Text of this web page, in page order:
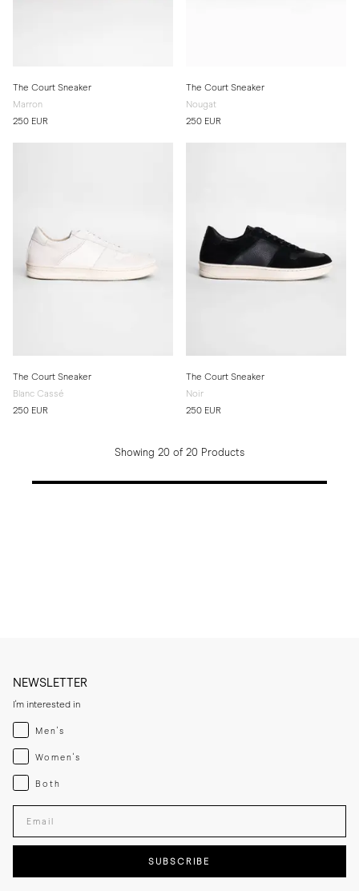
The Court Sneaker
Marron
250 EUR
The Court Sneaker
Nougat
250 EUR
The Court Sneaker
Blanc Cassé
250 EUR
The Court Sneaker
Noir
250 EUR
Showing 20 of 20 Products
NEWSLETTER
I'm interested in
Menswear
Men's
Womenswear
Women's
Both
Both
Enter your email adress
SUBSCRIBE